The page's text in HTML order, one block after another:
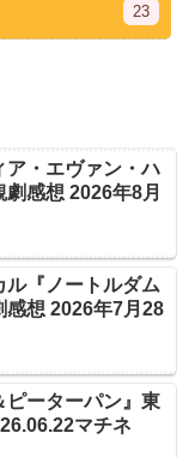
23
ア・エヴァン・ハ
感想 2026年8月
ル『ノートルダム
感想 2026年7月28
ピーターパン』東
マチネ